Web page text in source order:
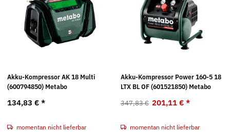
Akku-Kompressor AK 18 Multi
(600794850) Metabo
134,83 € *
momentan nicht lieferbar
Akku-Kompressor Power 160-5 18
LTX BL OF (601521850) Metabo
347,83 € 201,11 € *
momentan nicht lieferbar